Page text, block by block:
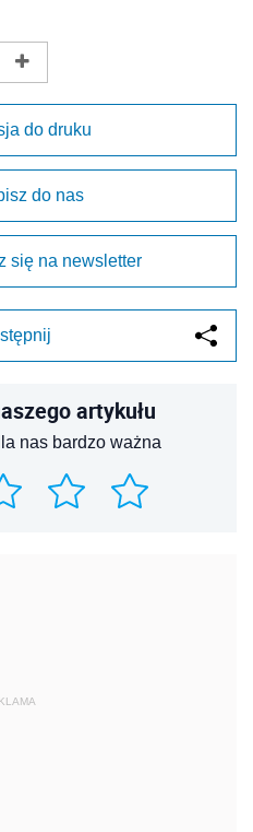
do druku
do nas
się na newsletter
artykułu
nas bardzo ważna